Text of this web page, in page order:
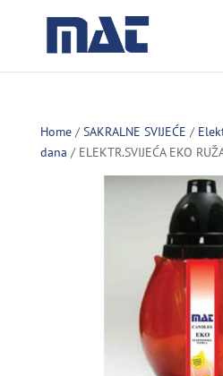
Home/SAKRALNE SVIJEĆE /
dana / ELEKTR.SVIJEĆA EKO